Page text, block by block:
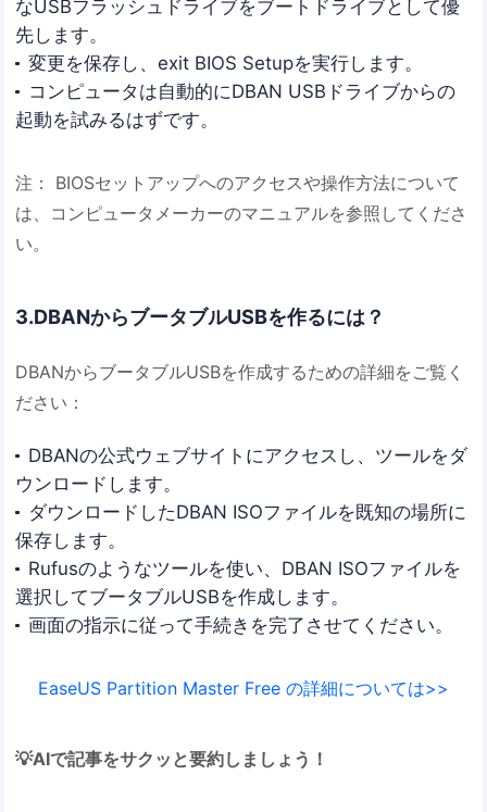
なUSBフラッシュドライブをブートドライブとして優
先します。
変更を保存し、exit BIOS Setupを実行します。
コンピュータは自動的にDBAN USBドライブからの
起動を試みるはずです。
注： BIOSセットアップへのアクセスや操作方法について
は、コンピュータメーカーのマニュアルを参照してくださ
い。
3.DBANからブータブルUSBを作るには？
DBANからブータブルUSBを作成するための詳細をご覧く
ださい：
DBANの公式ウェブサイトにアクセスし、ツールをダ
ウンロードします。
ダウンロードしたDBAN ISOファイルを既知の場所に
保存します。
Rufusのようなツールを使い、DBAN ISOファイルを
選択してブータブルUSBを作成します。
画面の指示に従って手続きを完了させてください。
EaseUS Partition Master Free の詳細については>>
💡AIで記事をサクッと要約しましょう！